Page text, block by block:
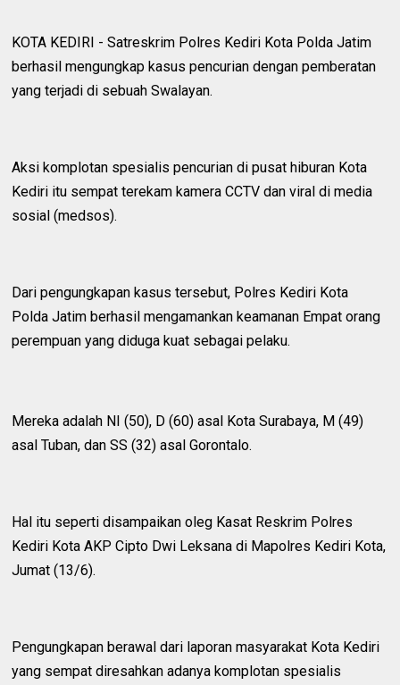
KOTA KEDIRI - Satreskrim Polres Kediri Kota Polda Jatim
berhasil mengungkap kasus pencurian dengan pemberatan
yang terjadi di sebuah Swalayan.
Aksi komplotan spesialis pencurian di pusat hiburan Kota
Kediri itu sempat terekam kamera CCTV dan viral di media
sosial (medsos).
Dari pengungkapan kasus tersebut, Polres Kediri Kota
Polda Jatim berhasil mengamankan keamanan Empat orang
perempuan yang diduga kuat sebagai pelaku.
Mereka adalah NI (50), D (60) asal Kota Surabaya, M (49)
asal Tuban, dan SS (32) asal Gorontalo.
Hal itu seperti disampaikan oleg Kasat Reskrim Polres
Kediri Kota AKP Cipto Dwi Leksana di Mapolres Kediri Kota,
Jumat (13/6).
Pengungkapan berawal dari laporan masyarakat Kota Kediri
yang sempat diresahkan adanya komplotan spesialis